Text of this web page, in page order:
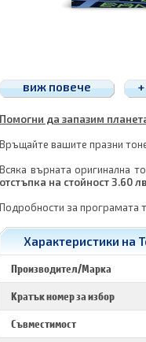
виж повече
Помогни да запазим
Връщайте вашите празни
Всяка върната оригинална
отстъпка на стойност 3.60
Подробности за програмата
Характеристики на
Производител/Марка
Кратък номер за избор
Съвместимост